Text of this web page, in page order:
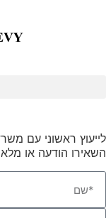
לייעוץ ראשוני עם
השאירו הודעה או